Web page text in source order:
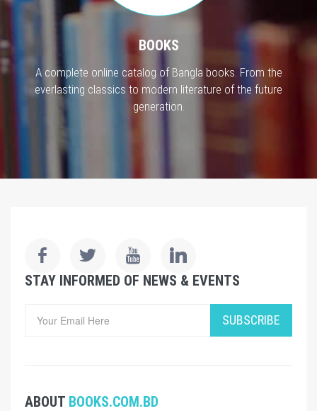
BOOKS
A complete online catalog of Bangla books. From the
everlasting classics to modern literature of the future
generation.
STAY INFORMED OF NEWS & EVENTS
SUBSCRIBE
ABOUT BOOKS.COM.BD